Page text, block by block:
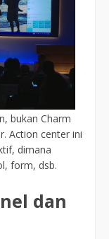
bukan Charm
Action center ini
dimana
form, dsb.
dan